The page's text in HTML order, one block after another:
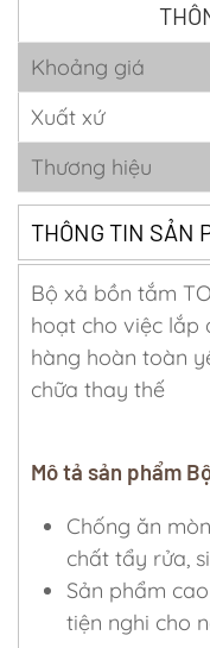
Khoảng giá
Xuất xứ
Thương hiệu
THÔNG TIN SẢN
Bộ xả bồn tắm
hoạt cho việc lắp
hàng hoàn toàn
chữa thay thế
Mô tả sản phẩm
Chống ăn
chất tẩy rửa,
Sản phẩm
tiện nghi cho